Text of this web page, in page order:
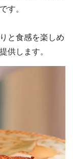
す。
と食感を楽しめ
供します。